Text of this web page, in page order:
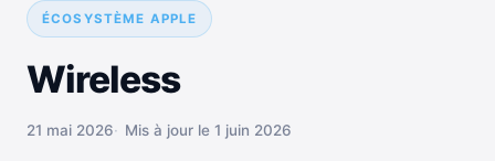
ÉCOSYSTÈME APPLE
Wireless
21 mai 2026 Mis à jour le 1 juin 2026